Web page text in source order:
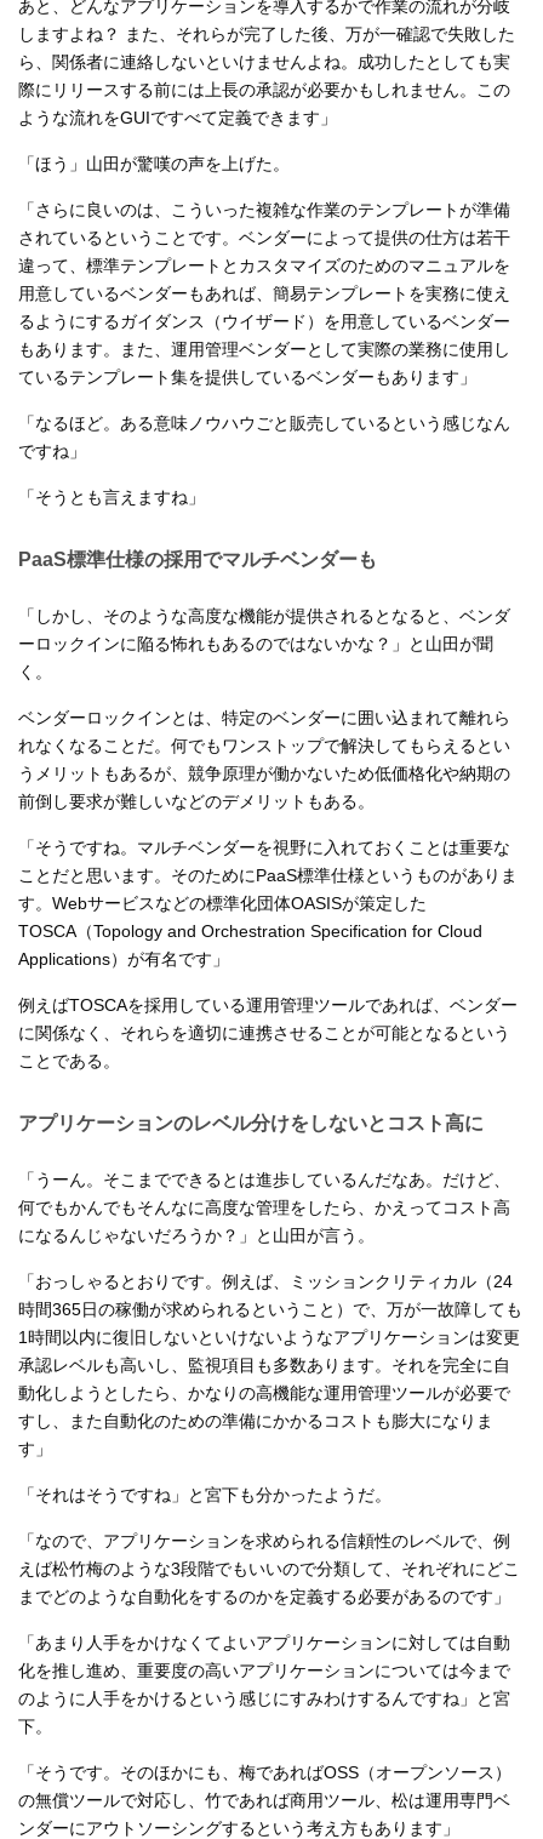
あと、どんなアプリケーションを導入するかで作業の流れが分岐
しますよね？ また、それらが完了した後、万が一確認で失敗した
ら、関係者に連絡しないといけませんよね。成功したとしても実
際にリリースする前には上長の承認が必要かもしれません。この
ような流れをGUIですべて定義できます」
「ほう」山田が驚嘆の声を上げた。
「さらに良いのは、こういった複雑な作業のテンプレートが準備
されているということです。ベンダーによって提供の仕方は若干
違って、標準テンプレートとカスタマイズのためのマニュアルを
用意しているベンダーもあれば、簡易テンプレートを実務に使え
るようにするガイダンス（ウイザード）を用意しているベンダー
もあります。また、運用管理ベンダーとして実際の業務に使用し
ているテンプレート集を提供しているベンダーもあります」
「なるほど。ある意味ノウハウごと販売しているという感じなん
ですね」
「そうとも言えますね」
PaaS標準仕様の採用でマルチベンダーも
「しかし、そのような高度な機能が提供されるとなると、ベンダ
ーロックインに陥る怖れもあるのではないかな？」と山田が聞
く。
ベンダーロックインとは、特定のベンダーに囲い込まれて離れら
れなくなることだ。何でもワンストップで解決してもらえるとい
うメリットもあるが、競争原理が働かないため低価格化や納期の
前倒し要求が難しいなどのデメリットもある。
「そうですね。マルチベンダーを視野に入れておくことは重要な
ことだと思います。そのためにPaaS標準仕様というものがありま
す。Webサービスなどの標準化団体OASISが策定した
TOSCA（Topology and Orchestration Specification for Cloud
Applications）が有名です」
例えばTOSCAを採用している運用管理ツールであれば、ベンダー
に関係なく、それらを適切に連携させることが可能となるという
ことである。
アプリケーションのレベル分けをしないとコスト高に
「うーん。そこまでできるとは進歩しているんだなあ。だけど、
何でもかんでもそんなに高度な管理をしたら、かえってコスト高
になるんじゃないだろうか？」と山田が言う。
「おっしゃるとおりです。例えば、ミッションクリティカル（24
時間365日の稼働が求められるということ）で、万が一故障しても
1時間以内に復旧しないといけないようなアプリケーションは変更
承認レベルも高いし、監視項目も多数あります。それを完全に自
動化しようとしたら、かなりの高機能な運用管理ツールが必要で
すし、また自動化のための準備にかかるコストも膨大になりま
す」
「それはそうですね」と宮下も分かったようだ。
「なので、アプリケーションを求められる信頼性のレベルで、例
えば松竹梅のような3段階でもいいので分類して、それぞれにどこ
までどのような自動化をするのかを定義する必要があるのです」
「あまり人手をかけなくてよいアプリケーションに対しては自動
化を推し進め、重要度の高いアプリケーションについては今まで
のように人手をかけるという感じにすみわけするんですね」と宮
下。
「そうです。そのほかにも、梅であればOSS（オープンソース）
の無償ツールで対応し、竹であれば商用ツール、松は運用専門ベ
ンダーにアウトソーシングするという考え方もあります」